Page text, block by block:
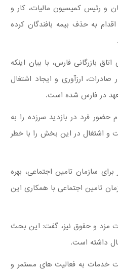
و رئیس کمیسیون مالیات، کار و
با بیان اینکه از سال ۱۳۹۳ تامین اجتماعی اقدام به حذف بیمه بافندگان کرده
اجتماعی اتاق بازرگانی فارس، با بیان اینکه
ارزآوری و ایجاد اشتغال
در فارس شده است.
حضور فرد در بازدید سرزده را به
و اشتغال در این بخش را با خطر
سازمان تامین اجتماعی، بهره
تامین اجتماعی با همکاری این
۲ آیین نامه نحوه تنظیم صورت مزد و حقوق نیز، گفت: این بحث
داشته است.
خدمات به فعالیت های مستمر و